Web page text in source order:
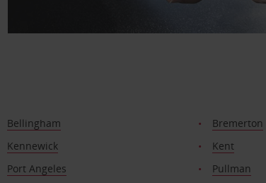
Bellingham
Bremerton
Kennewick
Kent
Port Angeles
Pullman